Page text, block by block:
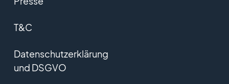
T&C
Datenschutzerklärung
und DSGVO